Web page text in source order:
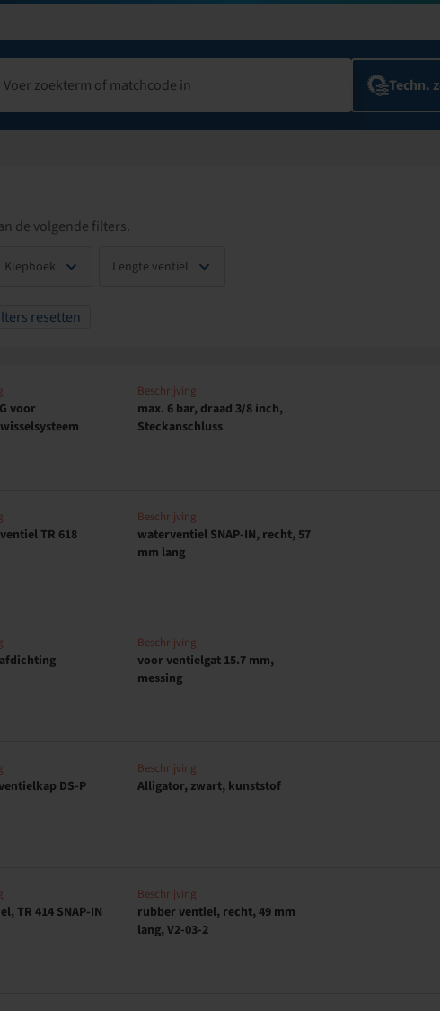
de volgende filters.
Klephoek Lengte ventiel
resetten
voor
Beschrijving
max. 6 bar, draad 3/8 inch,
Steckanschluss
TR 618
Beschrijving
waterventiel SNAP-IN, recht, 57
mm lang
Beschrijving
voor ventielgat 15.7 mm,
messing
DS-P
Beschrijving
Alligator, zwart, kunststof
TR 414 SNAP-IN
Beschrijving
rubber ventiel, recht, 49 mm
lang, V2-03-2